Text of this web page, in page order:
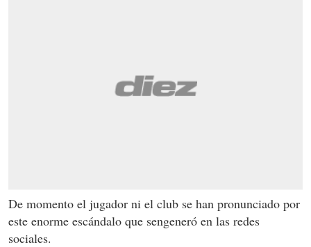
De momento el jugador ni el club se han pronunciado por
este enorme escándalo que sengeneró en las redes
sociales.